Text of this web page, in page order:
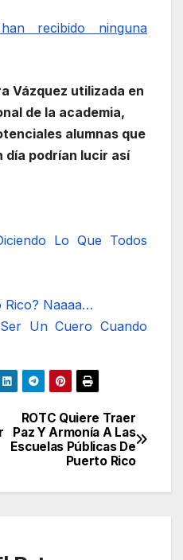
Vázquez utilizada en
de la academia,
alumnas que
día podrían lucir así
Lo Que Todos
Rico? Naaaa…
Un Cuero Cuando
ROTC Quiere Traer
Paz Y Armonía A Las
Escuelas Públicas De
Puerto Rico